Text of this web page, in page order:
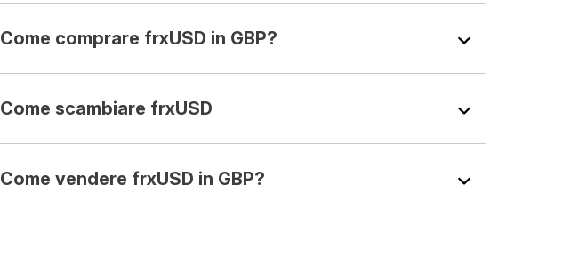
Come comprare frxUSD in GBP?
Come scambiare frxUSD
Come vendere frxUSD in GBP?